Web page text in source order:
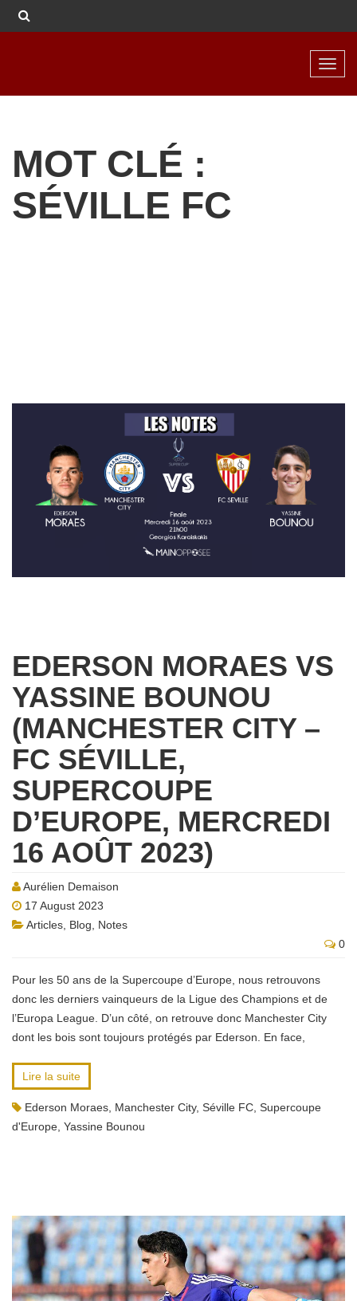
MOT CLÉ :
SÉVILLE FC
EDERSON MORAES VS
YASSINE BOUNOU
(MANCHESTER CITY –
FC SÉVILLE,
SUPERCOUPE
D’EUROPE, MERCREDI
16 AOÛT 2023)
Aurélien Demaison
17 August 2023
Articles Blog
Notes
0
Pour les 50 ans de la Supercoupe d’Europe, nous retrouvons
donc les derniers vainqueurs de la Ligue des Champions et de
l’Europa League. D’un côté, on retrouve donc Manchester City
dont les bois sont toujours protégés par Ederson. En face,
Lire la suite
Ederson Moraes Manchester City, Séville FC Supercoupe
d'Europe Yassine Bounou